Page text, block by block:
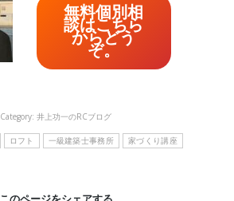
無料個別相
談はこちら
からどう
ぞ。
Category: 井上功一のRCブログ
ロフト 一級建築士事務所 家づくり講座